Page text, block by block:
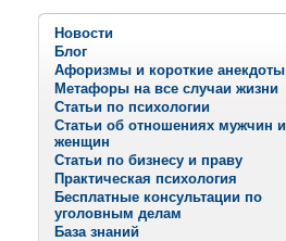
Новости
Блог
Афоризмы и короткие анекдоты
Метафоры на все случаи жизни
Статьи по психологии
Статьи об отношениях мужчин и
женщин
Статьи по бизнесу и праву
Практическая психология
Бесплатные консультации по
уголовным делам
База знаний